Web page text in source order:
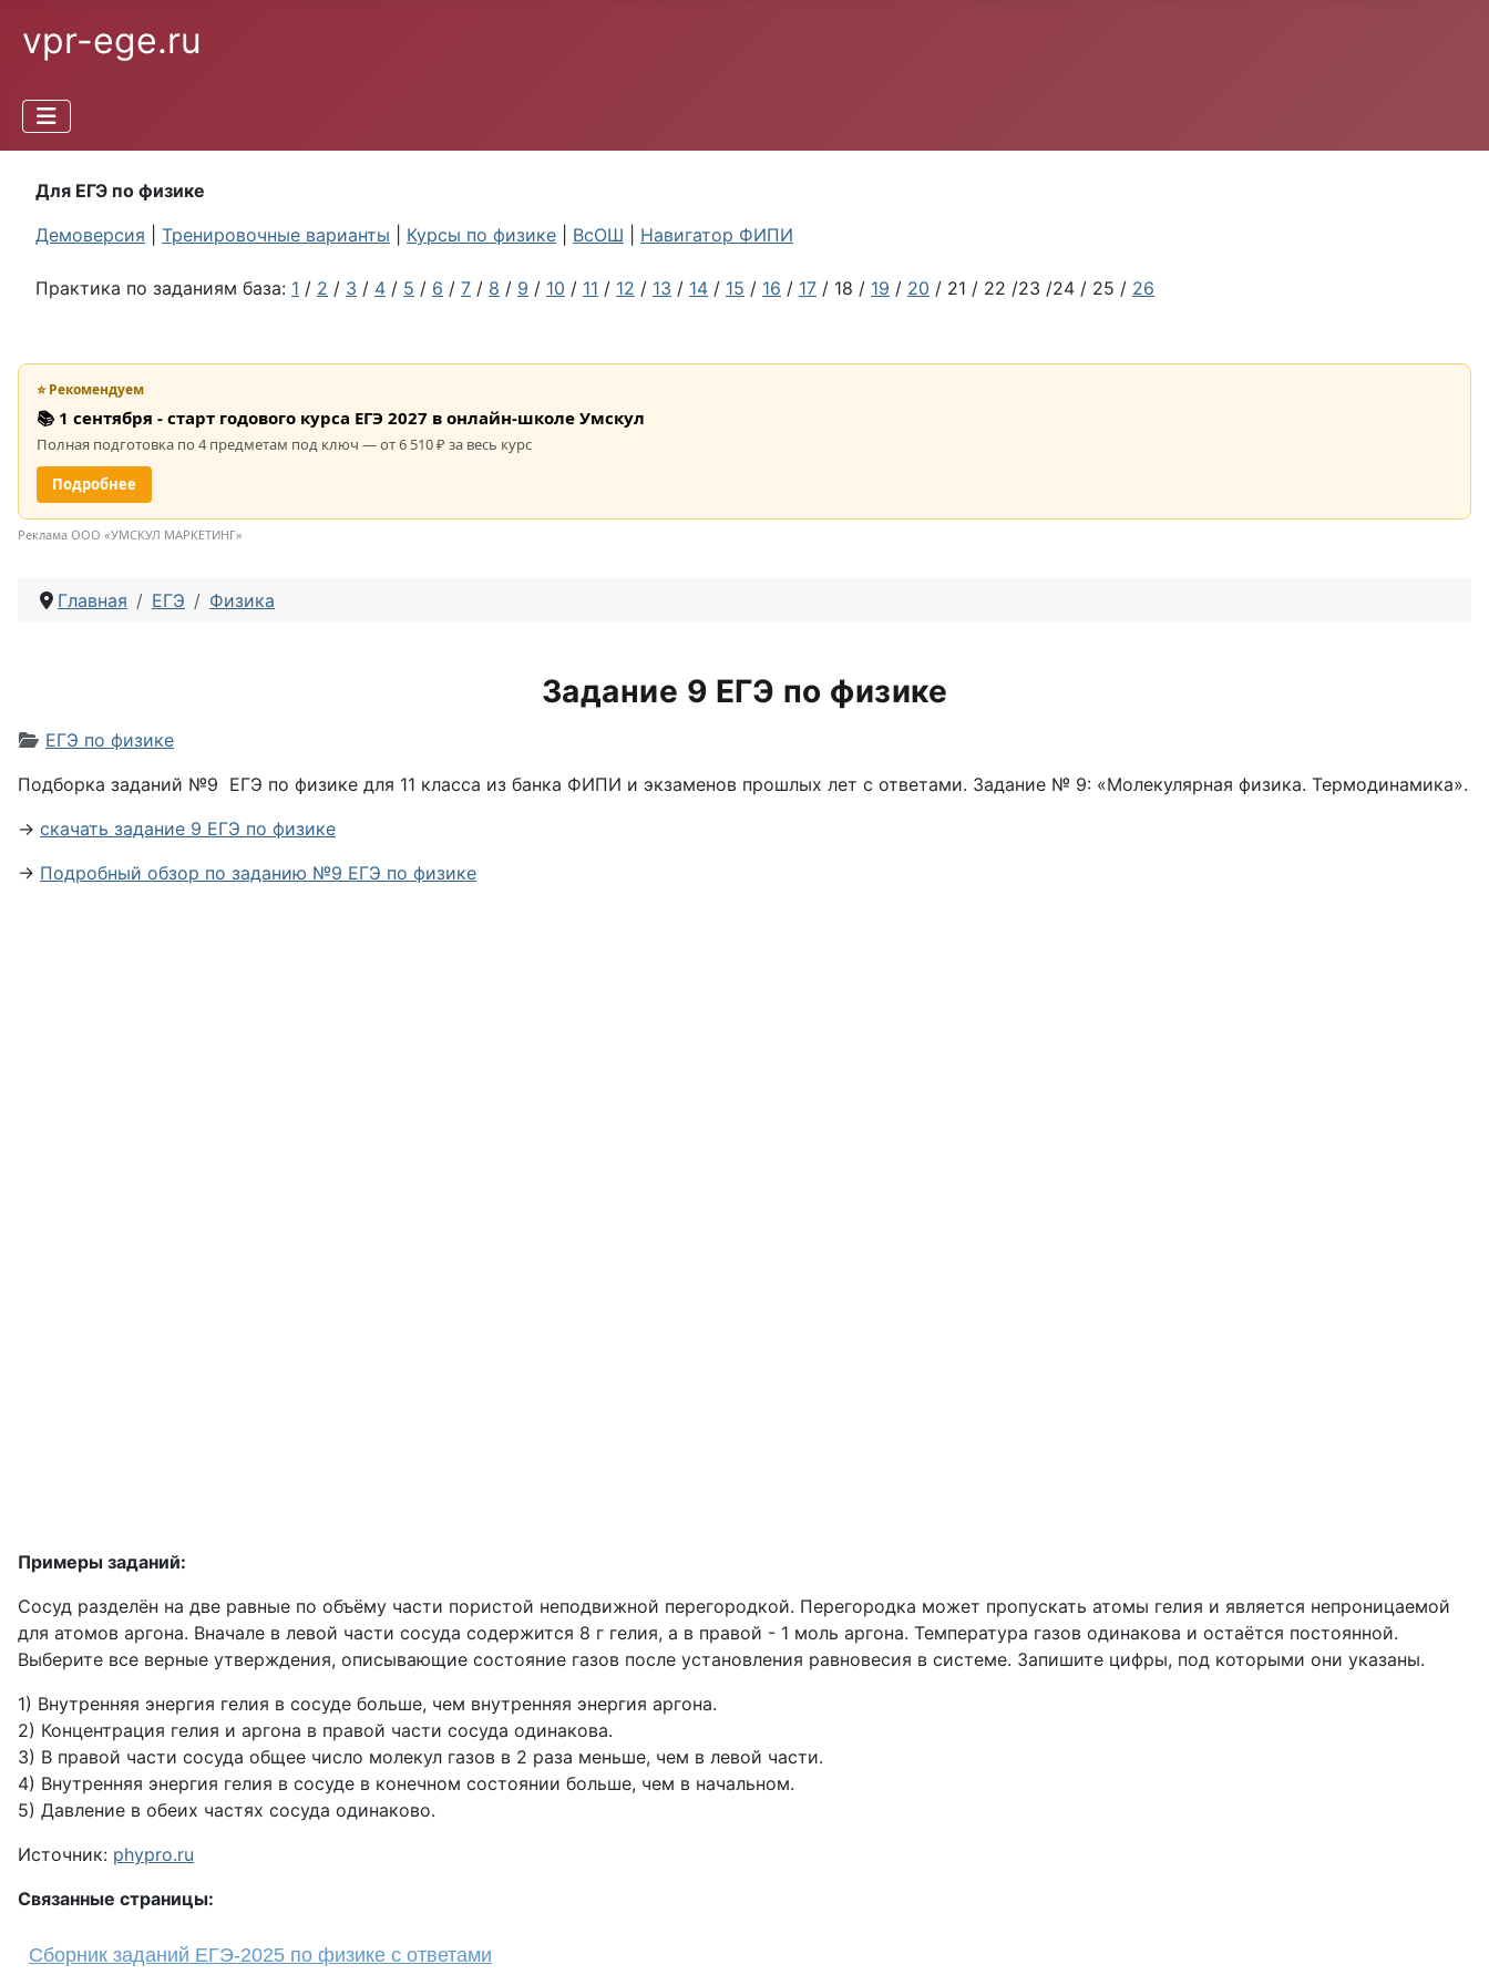
vpr-ege.ru
Для ЕГЭ по физике
Демоверсия
Тренировочные варианты Курсы по физике ВсОШ Навигатор ФИПИ
Практика по заданиям база: 1 / 2 / 3 / 4 / 5 / 6 / 7 / 8 / 9 / 10 / 11 / 12 / 13 / 14 / 15 / 16 / 17 / 18 / 19 / 20 / 21 / 22 /23 /24 / 25 / 26
⭐ Рекомендуем
📚 1 сентября - старт годового курса ЕГЭ 2027 в онлайн-школе Умскул
Полная подготовка по 4 предметам под ключ — от 6 510 ₽ за весь курс
Подробнее
Реклама ООО «УМСКУЛ МАРКЕТИНГ»
Главная ЕГЭ Физика
Задание 9 ЕГЭ по физике
Информация о материале
ЕГЭ по физике
Подборка заданий №9 ЕГЭ по физике для 11 класса из банка ФИПИ и экзаменов прошлых лет с ответами. Задание № 9: «Молекулярная физика. Термодинамика».
→ скачать задание 9 ЕГЭ по физике
→ Подробный обзор по заданию №9 ЕГЭ по физике
Примеры заданий:
Сосуд разделён на две равные по объёму части пористой неподвижной перегородкой. Перегородка может пропускать атомы гелия и является непроницаемой
для атомов аргона. Вначале в левой части сосуда содержится 8 г гелия, а в правой - 1 моль аргона. Температура газов одинакова и остаётся постоянной.
Выберите все верные утверждения, описывающие состояние газов после установления равновесия в системе. Запишите цифры, под которыми они указаны.
1) Внутренняя энергия гелия в сосуде больше, чем внутренняя энергия аргона.
2) Концентрация гелия и аргона в правой части сосуда одинакова.
3) В правой части сосуда общее число молекул газов в 2 раза меньше, чем в левой части.
4) Внутренняя энергия гелия в сосуде в конечном состоянии больше, чем в начальном.
5) Давление в обеих частях сосуда одинаково.
Источник: phypro.ru
Связанные страницы:
Сборник заданий ЕГЭ-2025 по физике с ответами